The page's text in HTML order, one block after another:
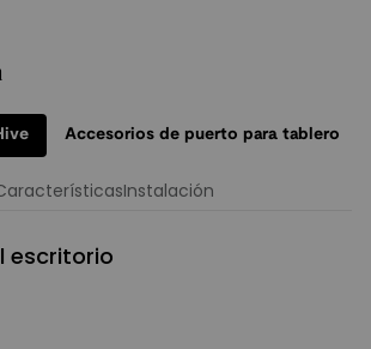
Accesorios de puerto para tablero
Instalación
escritorio